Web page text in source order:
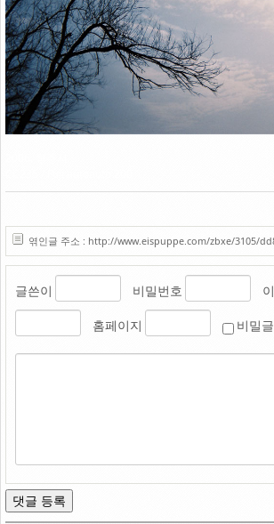
백과사전
공부방
Footprint
Link
엮인글 주소 : http://www.eispuppe.com/zbxe/3105/
글쓴이 비밀번호
홈페이지 비밀